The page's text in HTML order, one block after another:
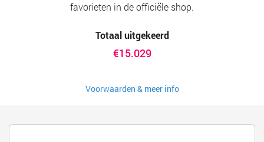
favorieten in de officiële shop.
Totaal uitgekeerd
€15.029
Voorwaarden & meer info